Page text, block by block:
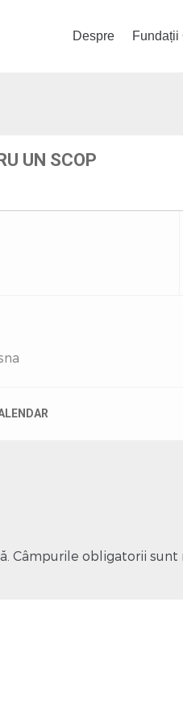
Despre Fundații
UN SCOP
Câmpurile obligatorii sunt